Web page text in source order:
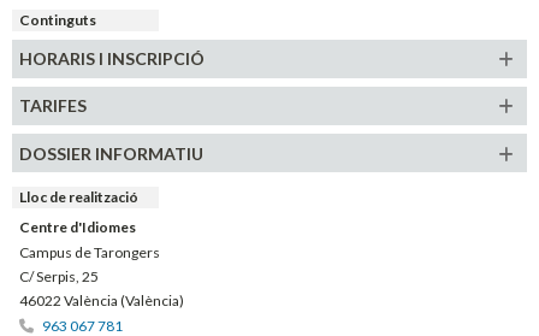
Continguts
HORARIS I INSCRIPCIÓ
TARIFES
DOSSIER INFORMATIU
Lloc de realització
Centre d'Idiomes
Campus de Tarongers
C/ Serpis, 25
46022 València (València)
963 067 781